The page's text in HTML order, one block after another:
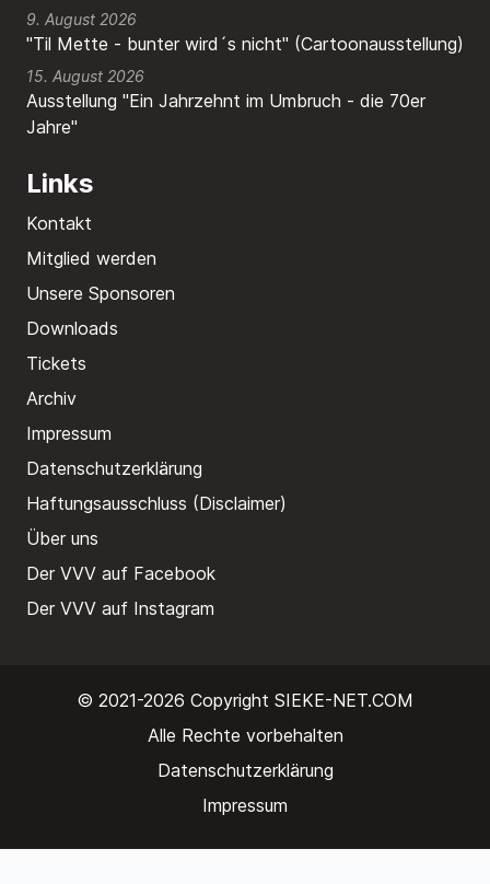
9. August 2026
"Til Mette - bunter wird´s nicht" (Cartoonausstellung)
15. August 2026
Ausstellung "Ein Jahrzehnt im Umbruch - die 70er
Jahre"
Links
Kontakt
Mitglied werden
Unsere Sponsoren
Downloads
Tickets
Archiv
Impressum
Datenschutzerklärung
Haftungsausschluss (Disclaimer)
Über uns
Der VVV auf Facebook
Der VVV auf Instagram
© 2021-2026 Copyright SIEKE-NET.COM
Alle Rechte vorbehalten
Datenschutzerklärung
Impressum